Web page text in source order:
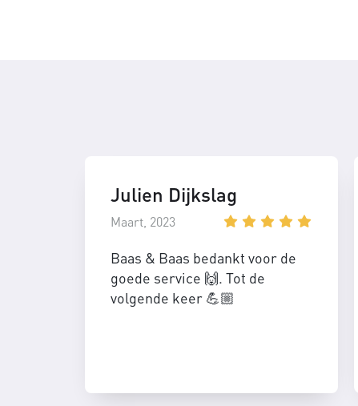
Julien Dijkslag
Maart, 2023
Baas & Baas bedankt voor de
goede service 🙌. Tot de
volgende keer 💪🏼